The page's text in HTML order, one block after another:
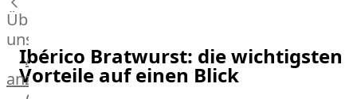
Über
uns
Alle
anzeigen
Ibérico Bratwurst: die wichtigsten
Vorteile auf einen Blick